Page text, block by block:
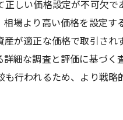
正しい価格設定が不可欠
相場より高い価格を設定
産が適正な価格で取引さ
詳細な調査と評価に基づ
も行われるため、より戦略